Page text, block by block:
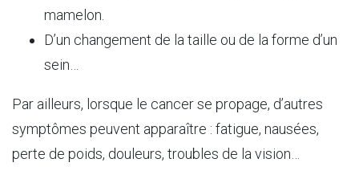
mamelon.
D’un changement de la taille ou de la forme d’un
sein…
Par ailleurs, lorsque le cancer se propage, d’autres
symptômes peuvent apparaître : fatigue, nausées,
perte de poids, douleurs, troubles de la vision…